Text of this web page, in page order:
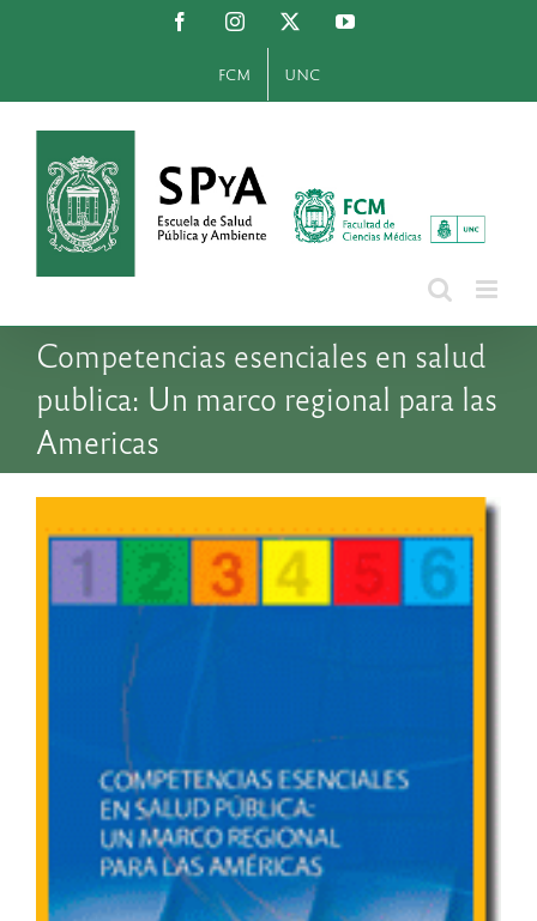
FacebookInstagram YouTube
FCM UNC
Competencias esenciales en salud
publica: Un marco regional para las
Americas